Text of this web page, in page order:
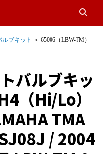
ブキット ＞ 65006（LBW-TM）
バルブキッ
（Hi/Lo）
TMA
/ 2004